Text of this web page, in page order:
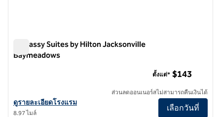
Embassy Suites by Hilton Jacksonville
Baymeadows
ดูรายละเอียดโรงแรม Embassy Suites by Hilton Jacksonville
ดูรายละเอียดโรงแรม
8.97 ไมล์
ตั้งแต่* $143
ส่วนลดออนเนอร์สไม่สามารถคืนเงินได้
เลือกวันที่